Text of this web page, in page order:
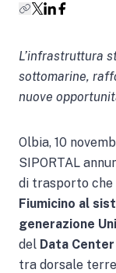
L’infrastruttura
sottomarine,
nuove
Olbia, 10
SIPORTAL
di trasporto che
Fiumicino al
generazione
del Data Center
tra dorsale